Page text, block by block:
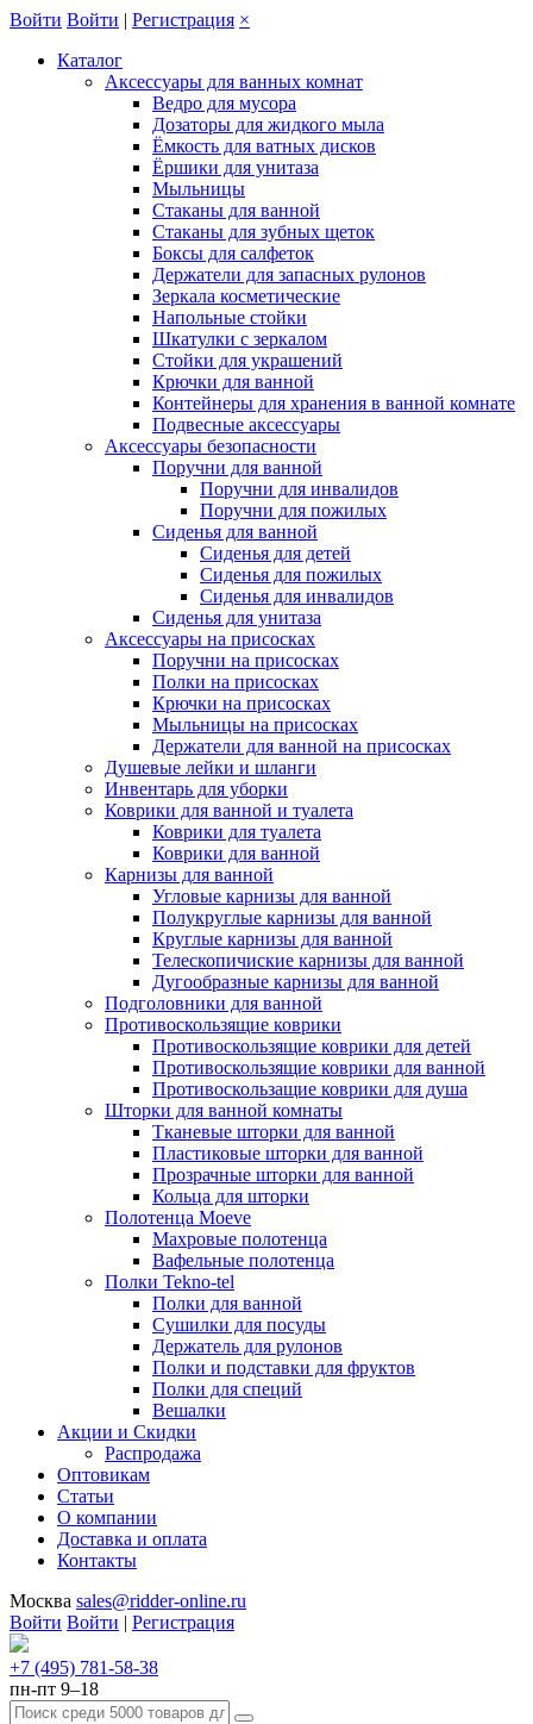
Войти Войти | Регистрация ×
Каталог
Аксессуары для ванных комнат
Ведро для мусора
Дозаторы для жидкого мыла
Ёмкость для ватных дисков
Ёршики для унитаза
Мыльницы
Стаканы для ванной
Стаканы для зубных щеток
Боксы для салфеток
Держатели для запасных рулонов
Зеркала косметические
Напольные стойки
Шкатулки с зеркалом
Стойки для украшений
Крючки для ванной
Контейнеры для хранения в ванной комнате
Подвесные аксессуары
Аксессуары безопасности
Поручни для ванной
Поручни для инвалидов
Поручни для пожилых
Сиденья для ванной
Сиденья для детей
Сиденья для пожилых
Сиденья для инвалидов
Сиденья для унитаза
Аксессуары на присосках
Поручни на присосках
Полки на присосках
Крючки на присосках
Мыльницы на присосках
Держатели для ванной на присосках
Душевые лейки и шланги
Инвентарь для уборки
Коврики для ванной и туалета
Коврики для туалета
Коврики для ванной
Карнизы для ванной
Угловые карнизы для ванной
Полукруглые карнизы для ванной
Круглые карнизы для ванной
Телескопичиские карнизы для ванной
Дугообразные карнизы для ванной
Подголовники для ванной
Противоскользящие коврики
Противоскользящие коврики для детей
Противоскользящие коврики для ванной
Противоскользащие коврики для душа
Шторки для ванной комнаты
Тканевые шторки для ванной
Пластиковые шторки для ванной
Прозрачные шторки для ванной
Кольца для шторки
Полотенца Moeve
Махровые полотенца
Вафельные полотенца
Полки Tekno-tel
Полки для ванной
Сушилки для посуды
Держатель для рулонов
Полки и подставки для фруктов
Полки для специй
Вешалки
Акции и Скидки
Распродажа
Оптовикам
Статьи
О компании
Доставка и оплата
Контакты
Москва sales@ridder-online.ru
Войти Войти | Регистрация
+7 (495) 781-58-38
пн-пт 9–18